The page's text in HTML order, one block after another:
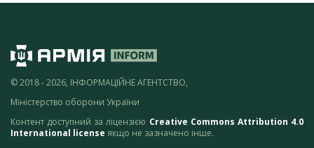
© 2018 - 2026, ІНФОРМАЦІЙНЕ АГЕНТСТВО,
Міністерство оборони України
Контент доступний за ліцензією Creative Commons Attribution 4.0
International license якщо не зазначено інше.